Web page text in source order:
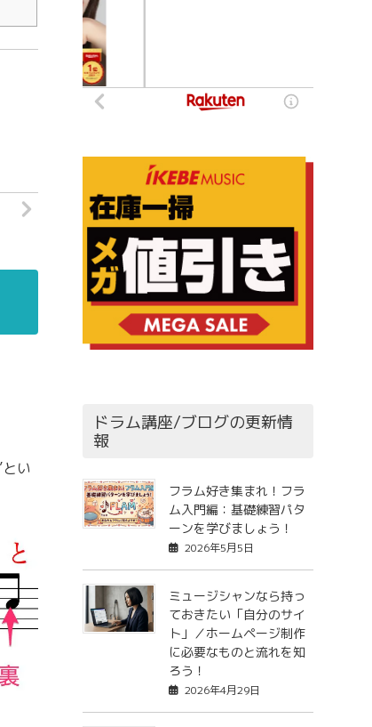
い
ドラム講座/ブログの更新情
報
フラム好き集まれ！フラ
ム入門編：基礎練習パタ
ーンを学びましょう！
2026年5月5日
ミュージシャンなら持っ
ておきたい「自分のサイ
ト」／ホームページ制作
に必要なものと流れを知
ろう！
2026年4月29日